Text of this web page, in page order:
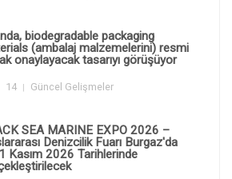
biodegradable packaging
(ambalaj malzemelerini) resmi
onaylayacak tasarıyı görüşüyor
14 Güncel Gelişmeler
SEA MARINE EXPO 2026 –
Denizcilik Fuarı Burgaz'da
Kasım 2026 Tarihlerinde